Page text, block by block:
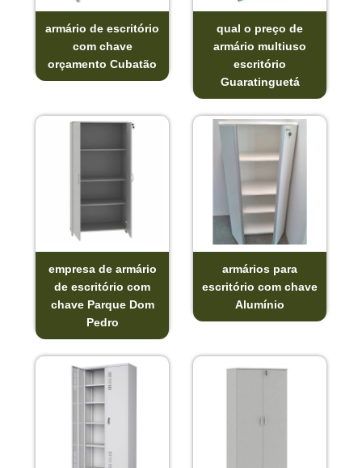
armário de escritório
com chave
orçamento Cubatão
qual o preço de
armário multiuso
escritório
Guaratinguetá
empresa de armário
de escritório com
chave Parque Dom
Pedro
armários para
escritório com chave
Alumínio